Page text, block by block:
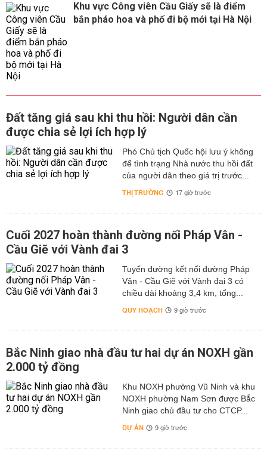
Khu vực Công viên Cầu Giấy sẽ là điểm
bắn pháo hoa và phố đi bộ mới tại Hà Nội
Đất tăng giá sau khi thu hồi: Người dân cần
được chia sẻ lợi ích hợp lý
Phó Chủ tịch Quốc hội lưu ý không
để tình trạng Nhà nước thu hồi đất
của người dân theo giá trị trước...
THỊ TRƯỜNG 17 giờ trước
Cuối 2027 hoàn thành đường nối Pháp Vân -
Cầu Giẽ với Vành đai 3
Tuyến đường kết nối đường Pháp
Vân - Cầu Giẽ với Vành đai 3 có
chiều dài khoảng 3,4 km, tổng...
QUY HOẠCH 9 giờ trước
Bắc Ninh giao nhà đầu tư hai dự án NOXH gần
2.000 tỷ đồng
Khu NOXH phường Vũ Ninh và khu
NOXH phường Nam Sơn được Bắc
Ninh giao chủ đầu tư cho CTCP...
DỰ ÁN 9 giờ trước